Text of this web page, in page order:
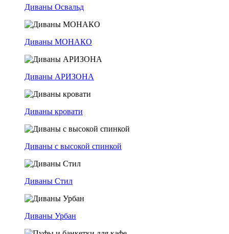
Диваны Освальд
Диваны МОНАКО
Диваны АРИЗОНА
Диваны кровати
Диваны с высокой спинкой
Диваны Стил
Диваны Урбан